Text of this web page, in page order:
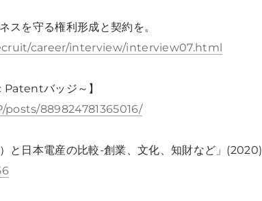
スを守る権利形成と契約を。
career/interview/interview07.html
Patentバッジ～】
889824781365016/
と日本電産の比較-創業、文化、知財など」(2020)